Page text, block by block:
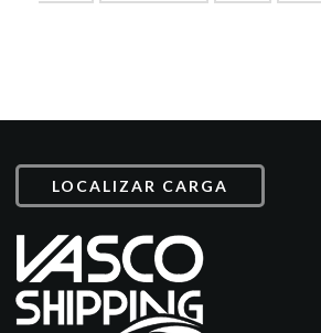
LOCALIZAR CARGA